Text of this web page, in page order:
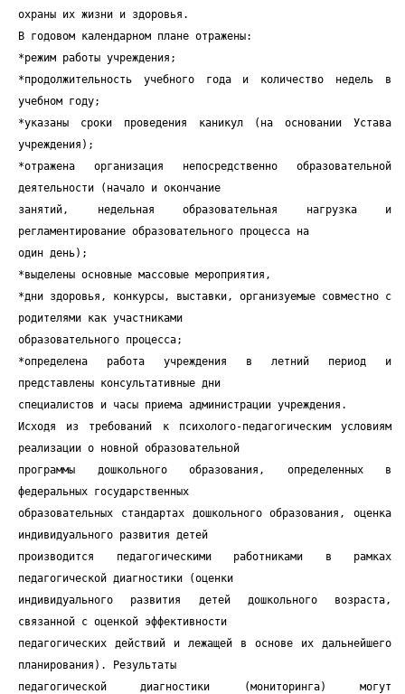
охраны их жизни и здоровья.
В годовом календарном плане отражены:
*режим работы учреждения;
*продолжительность учебного года и количество недель в
учебном году;
*указаны сроки проведения каникул (на основании Устава
учреждения);
*отражена организация непосредственно образовательной
деятельности (начало и окончание
занятий, недельная образовательная нагрузка и
регламентирование образовательного процесса на
один день);
*выделены основные массовые мероприятия,
*дни здоровья, конкурсы, выставки, организуемые совместно с
родителями как участниками
образовательного процесса;
*определена работа учреждения в летний период и
представлены консультативные дни
специалистов и часы приема администрации учреждения.
Исходя из требований к психолого-педагогическим условиям
реализации о новной образовательной
программы дошкольного образования, определенных в
федеральных государственных
образовательных стандартах дошкольного образования, оценка
индивидуального развития детей
производится педагогическими работниками в рамках
педагогической диагностики (оценки
индивидуального развития детей дошкольного возраста,
связанной с оценкой эффективности
педагогических действий и лежащей в основе их дальнейшего
планирования). Результаты
педагогической диагностики (мониторинга) могут